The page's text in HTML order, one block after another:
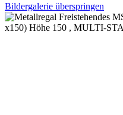
Bildergalerie überspringen